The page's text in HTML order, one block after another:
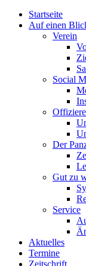
Startseite
Auf einen
Verein
Social
Der
Gut zu
Service
Aktuelles
Termine